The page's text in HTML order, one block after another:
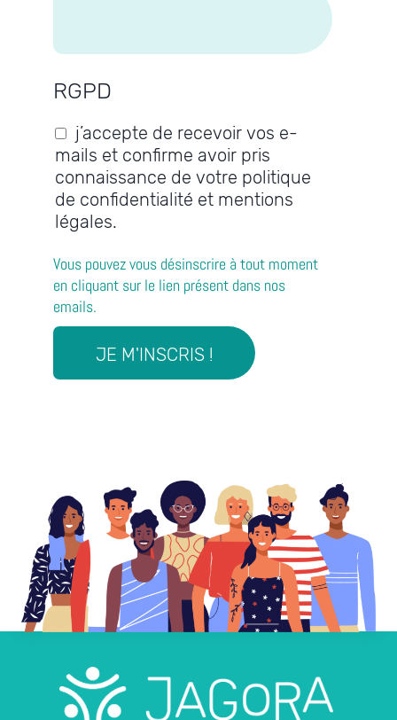
RGPD
j’accepte de recevoir vos e-
mails et confirme avoir pris
connaissance de votre politique
de confidentialité et mentions
légales.
Vous pouvez vous désinscrire à tout moment
en cliquant sur le lien présent dans nos
emails.